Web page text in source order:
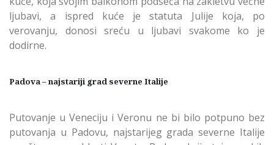
ljubavi, a ispred kuće je statuta Julije koja, po
verovanju, donosi sreću u ljubavi svakome ko je
dodirne.
Padova – najstariji grad severne Italije
Putovanje u Veneciju i Veronu ne bi bilo potpuno bez
putovanja u Padovu, najstarijeg grada severne Italije